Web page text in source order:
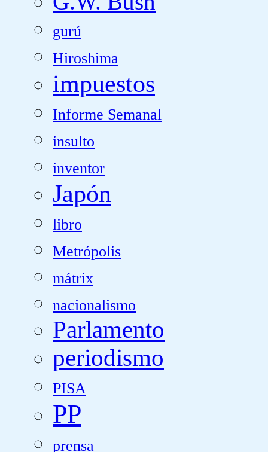
gurú
Hiroshima
impuestos
Informe Semanal
insulto
inventor
Japón
libro
Metrópolis
mátrix
nacionalismo
Parlamento
periodismo
PISA
PP
prensa